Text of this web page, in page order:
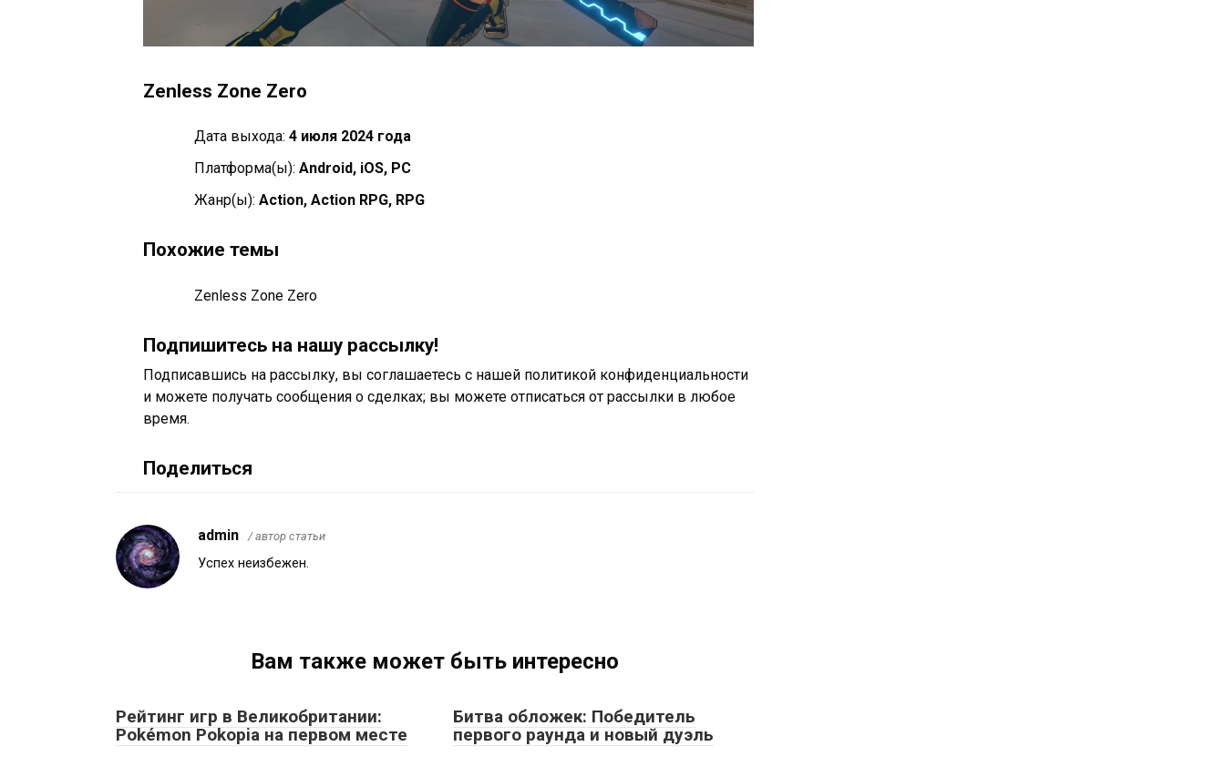
Zenless Zone Zero
Дата выхода: 4 июля 2024 года
Платформа(ы): Android, iOS, PC
Жанр(ы): Action, Action RPG, RPG
Похожие темы
Zenless Zone Zero
Подпишитесь на нашу рассылку!
Подписавшись на рассылку, вы соглашаетесь с нашей политикой конфиденциальности
и можете получать сообщения о сделках; вы можете отписаться от рассылки в любое
время.
Поделиться
admin / автор статьи
Успех неизбежен.
Вам также может быть интересно
Рейтинг игр в Великобритании:
Pokémon Pokopia на первом месте
Битва обложек: Победитель
первого раунда и новый дуэль